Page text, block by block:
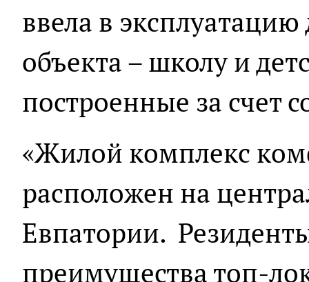
ввела в
объекта – школу и
построенные за счет
«Жилой комплекс
расположен на
Евпатории.
преимущества топ-